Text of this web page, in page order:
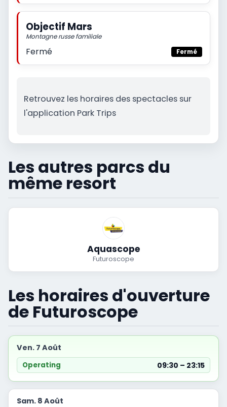
Objectif Mars
Montagne russe familiale
Fermé Fermé
Retrouvez les horaires des spectacles sur
l'application Park Trips
Les autres parcs du
même resort
Aquascope
Futuroscope
Les horaires d'ouverture
de Futuroscope
Ven. 7 Août
Operating 09:30 – 23:15
Sam. 8 Août